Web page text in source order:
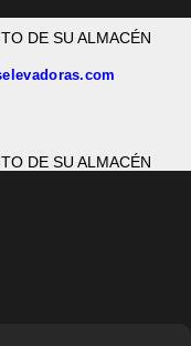
DE SU ALMACÉN
DE SU ALMACÉN